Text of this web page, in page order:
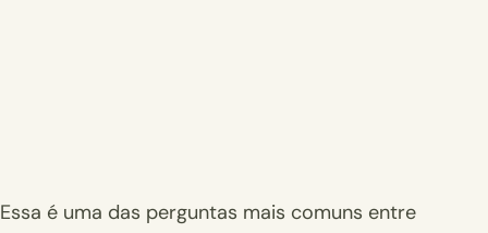
Essa é uma das perguntas mais comuns entre